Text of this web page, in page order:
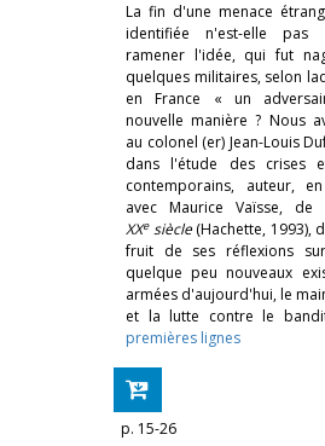
La fin d'une menace
identifiée n'est-elle
ramener l'idée, qui fut
quelques militaires, selon
en France « un
nouvelle manière ? Nous
au colonel (er) Jean-Louis
dans l'étude des crises
contemporains, auteur,
avec Maurice Vaïsse, de
XXesiècle(Hachette, 1993),
fruit de ses réflexions
quelque peu nouveaux
armées d'aujourd'hui, le
et la lutte contre le
premières lignes
p. 15-26